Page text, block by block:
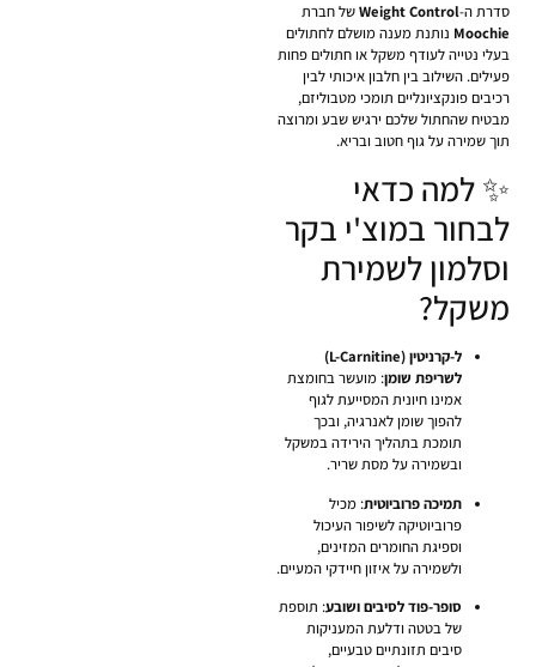
סדרת ה-Weight Controlשל חברת
Moochie נותנת מענה מושלם לחתולים
בעלי נטייה לעודף משקל או חתולים פחות
פעילים. השילוב בין חלבון איכותי לבין
רכיבים פונקציונליים תומכי מטבוליזם,
מבטיח שהחתול שלכם ירגיש שבע ומרוצה
תוך שמירה על גוף חטוב ובריא.
✨ למה כדאי
לבחור במוצ'י בקר
וסלמון לשמירת
משקל?
ל-קרניטין (L-Carnitine)
לשריפת שומן: מועשר בחומצת
אמינו חיונית המסייעת לגוף
להפוך שומן לאנרגיה, ובכך
תומכת בתהליך הירידה במשקל
ובשמירה על מסת שריר.
תמיכה פרוביוטית: מכיל
פרוביוטיקה לשיפור העיכול
וספיגת החומרים המזינים,
ולשמירה על איזון חיידקי המעיים.
סופר-פוד לסיבים ושובע: תוספת
של בטטה ודלעת המעניקות
סיבים תזונתיים טבעיים,